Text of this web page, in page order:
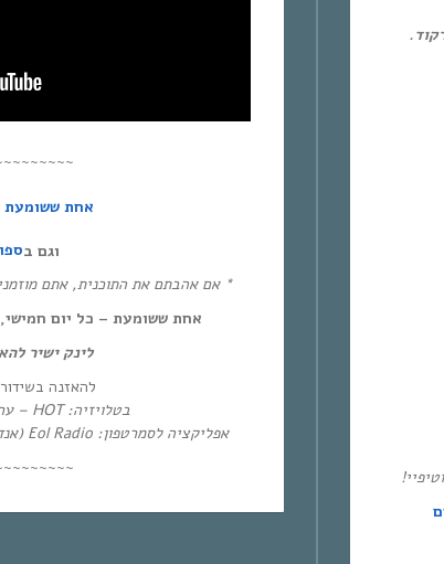
אחת ששומעת
וגם ב
* אם אהבתם את התוכנית, אתם
אחת ששומעת – כל יום חמישי, 12:00-
לינק ישיר
להאזנה
בטלויזיה: HOT – ערוץ 87 | YES – ערוץ 71
אפליקציה לסמרטפון: Eol Radio (אנדרואיד/אייפון) או באפליקציית